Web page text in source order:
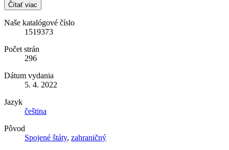
Čítať viac
Naše katalógové číslo
1519373
Počet strán
296
Dátum vydania
5. 4. 2022
Jazyk
čeština
Pôvod
Spojené štáty, zahraničný